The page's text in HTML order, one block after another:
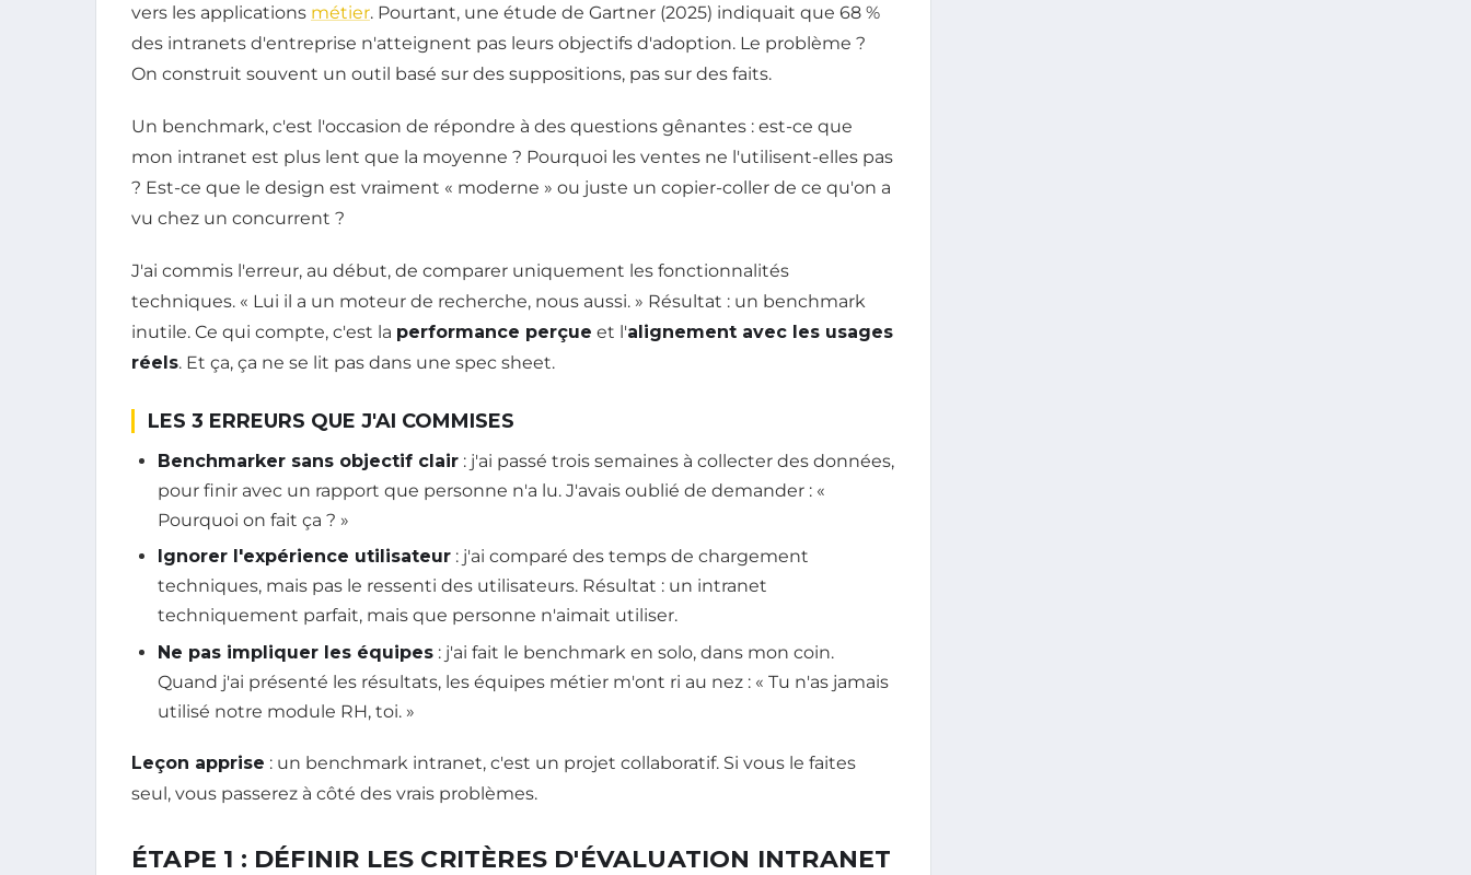
vers les applications métier. Pourtant, une étude de Gartner (2025) indiquait que 68 %
des intranets d'entreprise n'atteignent pas leurs objectifs d'adoption. Le problème ?
On construit souvent un outil basé sur des suppositions, pas sur des faits.
Un benchmark, c'est l'occasion de répondre à des questions gênantes : est-ce que
mon intranet est plus lent que la moyenne ? Pourquoi les ventes ne l'utilisent-elles pas
? Est-ce que le design est vraiment « moderne » ou juste un copier-coller de ce qu'on a
vu chez un concurrent ?
J'ai commis l'erreur, au début, de comparer uniquement les fonctionnalités
techniques. « Lui il a un moteur de recherche, nous aussi. » Résultat : un benchmark
inutile. Ce qui compte, c'est la performance perçue et l'alignement avec les usages
réels. Et ça, ça ne se lit pas dans une spec sheet.
LES 3 ERREURS QUE J'AI COMMISES
Benchmarker sans objectif clair : j'ai passé trois semaines à collecter des données,
pour finir avec un rapport que personne n'a lu. J'avais oublié de demander : «
Pourquoi on fait ça ? »
Ignorer l'expérience utilisateur : j'ai comparé des temps de chargement
techniques, mais pas le ressenti des utilisateurs. Résultat : un intranet
techniquement parfait, mais que personne n'aimait utiliser.
Ne pas impliquer les équipes : j'ai fait le benchmark en solo, dans mon coin.
Quand j'ai présenté les résultats, les équipes métier m'ont ri au nez : « Tu n'as jamais
utilisé notre module RH, toi. »
Leçon apprise : un benchmark intranet, c'est un projet collaboratif. Si vous le faites
seul, vous passerez à côté des vrais problèmes.
ÉTAPE 1 : DÉFINIR LES CRITÈRES D'ÉVALUATION INTRANET